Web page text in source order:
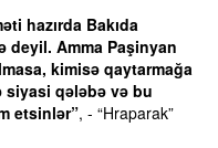
hazırda Bakıda
Amma Paşinyan
kimisə qaytarmağa
qələbə və bu
etsinlər”, - “Hraparak”